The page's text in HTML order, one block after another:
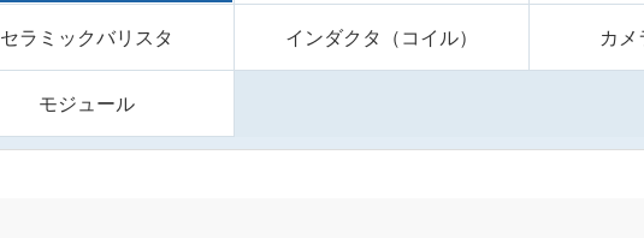
セラミックバリスタ インダクタ（コイル） カ
モジュール